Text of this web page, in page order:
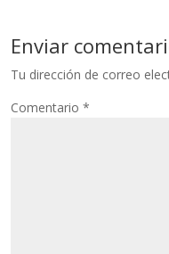
Enviar
Tu dirección de correo
Comentario*